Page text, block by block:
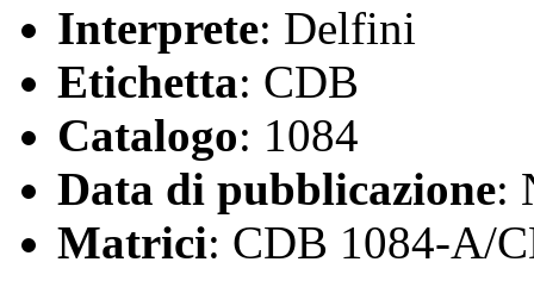
Interprete: Delfini
Etichetta: CDB
Catalogo: 1084
Data di pubblicazione:
Matrici: CDB 1084-A/